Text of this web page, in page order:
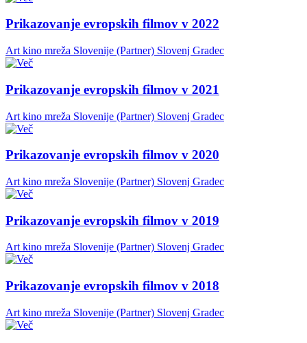
Prikazovanje evropskih filmov v 2022
Art kino mreža Slovenije (Partner) Slovenj Gradec
Prikazovanje evropskih filmov v 2021
Art kino mreža Slovenije (Partner) Slovenj Gradec
Prikazovanje evropskih filmov v 2020
Art kino mreža Slovenije (Partner) Slovenj Gradec
Prikazovanje evropskih filmov v 2019
Art kino mreža Slovenije (Partner) Slovenj Gradec
Prikazovanje evropskih filmov v 2018
Art kino mreža Slovenije (Partner) Slovenj Gradec